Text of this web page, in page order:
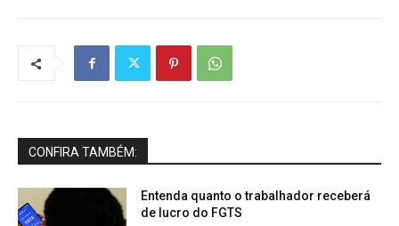
CONFIRA TAMBÉM:
Entenda quanto o trabalhador receberá
de lucro do FGTS